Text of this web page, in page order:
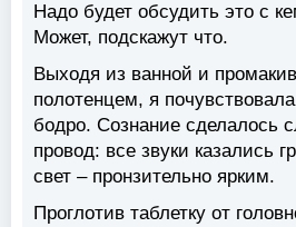
Надо будет обсудить это с
Может, подскажут что.
Выходя из ванной и
полотенцем, я
бодро. Сознание сделалось
провод: все звуки казались
свет – пронзительно ярким.
Проглотив таблетку от